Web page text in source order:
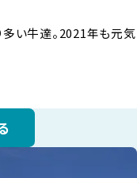
い牛達。2021年も元気